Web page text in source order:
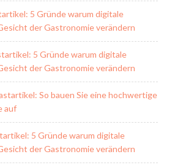
5 Gründe warum digitale
der Gastronomie verändern
5 Gründe warum digitale
der Gastronomie verändern
So bauen Sie eine hochwertige
auf
5 Gründe warum digitale
der Gastronomie verändern